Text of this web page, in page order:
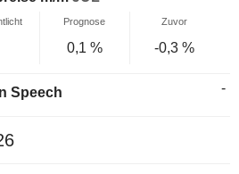
Prognose Zuvor
0,1 % -0,3 %
Speech -